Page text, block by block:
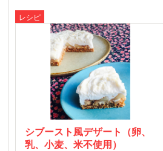
レシピ
シブースト風デザート（卵、
乳、小麦、米不使用）